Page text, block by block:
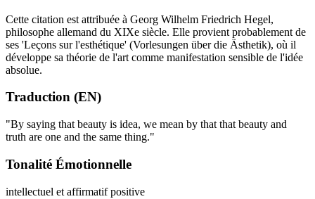
Cette citation est attribuée à Georg Wilhelm Friedrich Hegel,
philosophe allemand du XIXe siècle. Elle provient probablement de
ses 'Leçons sur l'esthétique' (Vorlesungen über die Ästhetik), où il
développe sa théorie de l'art comme manifestation sensible de l'idée
absolue.
Traduction (EN)
"By saying that beauty is idea, we mean by that that beauty and
truth are one and the same thing."
Tonalité Émotionnelle
intellectuel et affirmatifpositive